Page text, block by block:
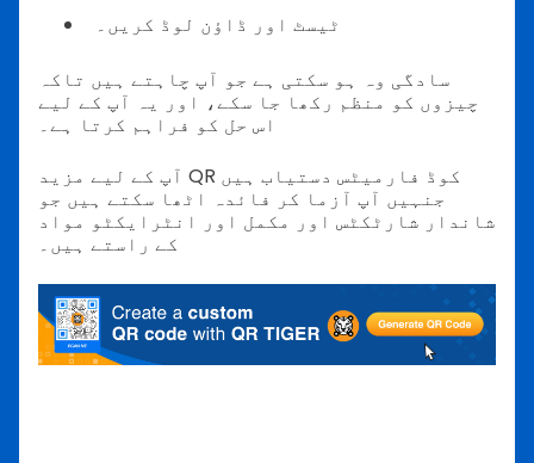
ٹیسٹ اور ڈاؤن لوڈ کریں۔
سادگی وہ ہو سکتی ہے جو آپ چاہتے ہیں تاکہ
چیزوں کو منظم رکھا جا سکے، اور یہ آپ کے لیے
اس حل کو فراہم کرتا ہے۔
آپ کے لیے مزید QR کوڈ فارمیٹس دستیاب ہیں
جنہیں آپ آزما کر فائدہ اٹھا سکتے ہیں جو
شاندار شارٹکٹس اور مکمل اور انٹرایکٹو مواد
کے راستے ہیں۔